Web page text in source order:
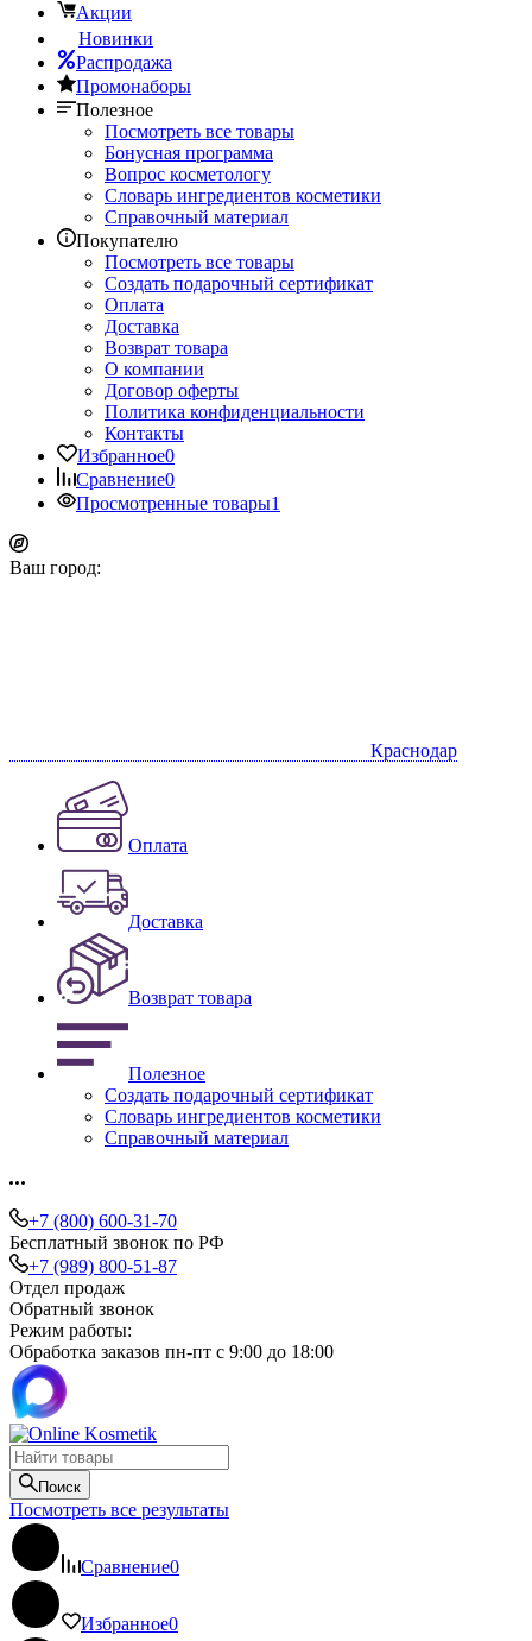
Акции
Новинки
Распродажа
Промонаборы
Полезное
Посмотреть все товары
Бонусная программа
Вопрос косметологу
Словарь ингредиентов косметики
Справочный материал
Покупателю
Посмотреть все товары
Создать подарочный сертификат
Оплата
Доставка
Возврат товара
О компании
Договор оферты
Политика конфиденциальности
Контакты
Избранное0
Сравнение0
Просмотренные товары1
Ваш город:
Краснодар
Оплата
Доставка
Возврат товара
Полезное
Создать подарочный сертификат
Словарь ингредиентов косметики
Справочный материал
+7 (800) 600-31-70
Бесплатный звонок по РФ
+7 (989) 800-51-87
Отдел продаж
Обратный звонок
Режим работы:
Обработка заказов пн-пт с 9:00 до 18:00
Поиск
Посмотреть все результаты
Сравнение0
Избранное0